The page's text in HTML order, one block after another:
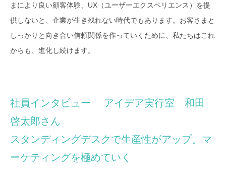
まにより良い顧客体験、UX（ユーザーエクスペリエンス）を提
供しないと、企業が生き残れない時代でもあります。お客さまと
しっかりと向き合い信頼関係を作っていくために、私たちはこれ
からも、進化し続けます。
社員インタビュー アイデア実行室 和田
啓太郎さん
スタンディングデスクで生産性がアップ。マ
ーケティングを極めていく